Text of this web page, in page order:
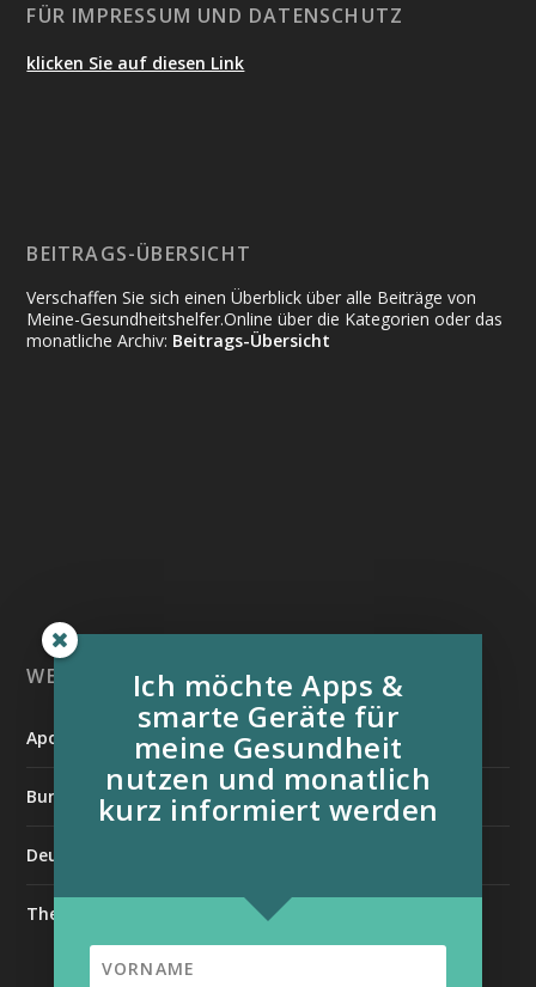
FÜR IMPRESSUM UND DATENSCHUTZ
klicken Sie auf diesen Link
BEITRAGS-ÜBERSICHT
Verschaffen Sie sich einen Überblick über alle Beiträge von
Meine-Gesundheitshelfer.Online über die Kategorien oder das
monatliche Archiv: Beitrags-Übersicht
WEITERE INFORMATIONSQUELLEN:
Apotheken Umschau
Bundesverband der Organtransplantierten e.V.
Deutsche Stiftung für chronisch Kranke
The Medical Futurist
Ich möchte Apps &
smarte Geräte für
meine Gesundheit
nutzen und monatlich
kurz informiert werden